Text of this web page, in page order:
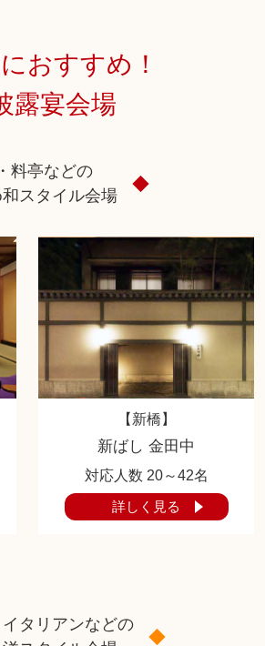
おすすめ！
露宴会場
料亭などの
スタイル会場
【新橋】
新ばし 金田中
対応人数 20～42名
詳しく見る
タリアンなどの